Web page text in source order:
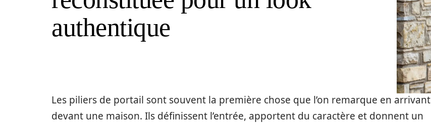
authentique
Les piliers de portail sont souvent la première chose que l’on remarque en arrivant
devant une maison. Ils définissent l’entrée, apportent du caractère et donnent un